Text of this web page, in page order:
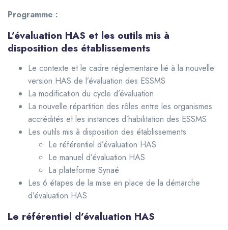
Programme :
L’évaluation HAS et les outils mis à
disposition des établissements
Le contexte et le cadre réglementaire lié à la nouvelle
version HAS de l’évaluation des ESSMS
La modification du cycle d’évaluation
La nouvelle répartition des rôles entre les organismes
accrédités et les instances d’habilitation des ESSMS
Les outils mis à disposition des établissements
Le référentiel d’évaluation HAS
Le manuel d’évaluation HAS
La plateforme Synaé
Les 6 étapes de la mise en place de la démarche
d’évaluation HAS
Le référentiel d’évaluation HAS